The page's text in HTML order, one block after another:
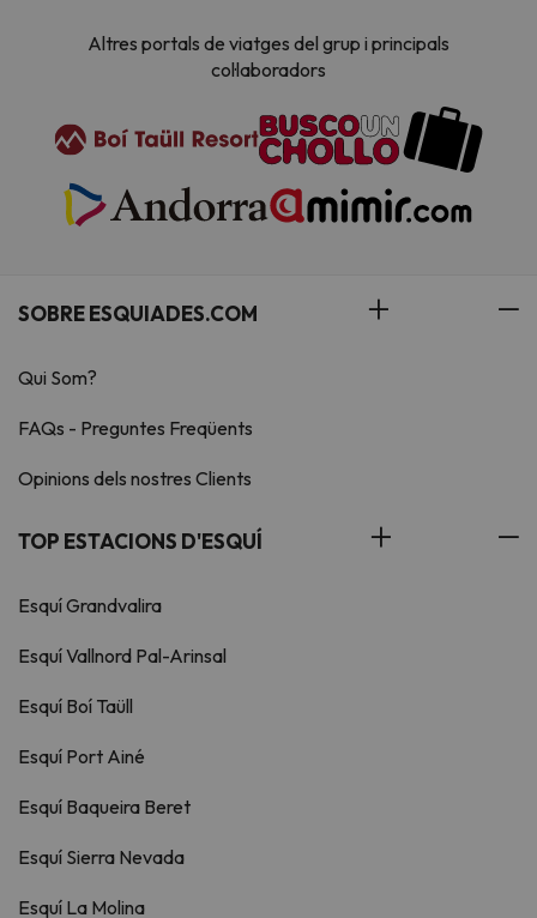
Altres portals de viatges del grup i principals
col·laboradors
SOBRE ESQUIADES.COM
Qui Som?
FAQs - Preguntes Freqüents
Opinions dels nostres Clients
TOP ESTACIONS D'ESQUÍ
Esquí Grandvalira
Esquí Vallnord Pal-Arinsal
Esquí Boí Taüll
Esquí Port Ainé
Esquí Baqueira Beret
Esquí Sierra Nevada
Esquí La Molina